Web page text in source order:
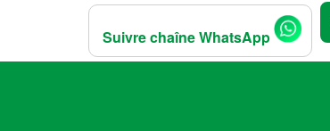
Suivre chaîne WhatsApp